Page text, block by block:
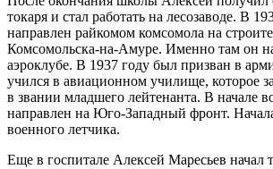
токаря и стал работать на лесозаводе. В
направлен райкомом комсомола на
Комсомольска-на-Амуре. Именно там он
аэроклубе. В 1937 году был призван в
учился в авиационном училище, которое
в звании младшего лейтенанта. В начале
направлен на Юго-Западный фронт.
военного летчика.
Еще в госпитале Алексей Маресьев начал